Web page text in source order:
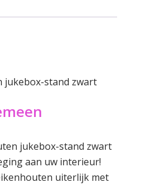
jukebox-stand zwart
jukebox-stand zwart
aan uw interieur!
uiterlijk met